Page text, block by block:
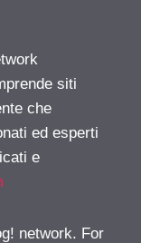
siti
che
ed esperti
e
network. For